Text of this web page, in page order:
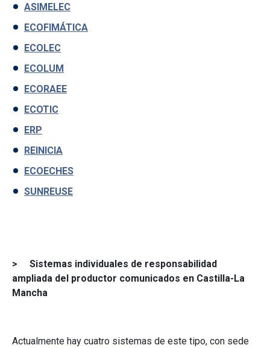
ASIMELEC
ECOFIMÁTICA
ECOLEC
ECOLUM
ECORAEE
ECOTIC
ERP
REINICIA
ECOECHES
SUNREUSE
> Sistemas individuales de responsabilidad
ampliada del productor comunicados en Castilla-La
Mancha
Actualmente hay cuatro sistemas de este tipo, con sede